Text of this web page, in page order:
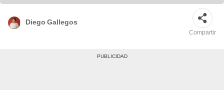
Diego Gallegos
Compartir